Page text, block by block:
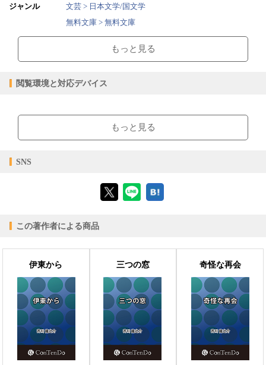
ジャンル
文芸 > 日本文学/国文学
無料文庫 > 無料文庫
販売開始日
2016/08/12
【販売形態】
もっと見る
閲覧環境と対応デバイス
ブラウザビューア・PC版ConTenDoビューア・モバイルビューア
【対応デバイス】
【PC版ConTenDoビューア】
【モバイルビューア】
もっと見る
SNS
この著作者による商品
伊東から 三つの窓 奇怪な再会